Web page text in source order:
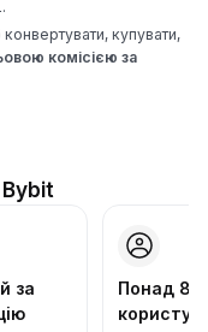
купувати,
комісією за
за
Понад 86